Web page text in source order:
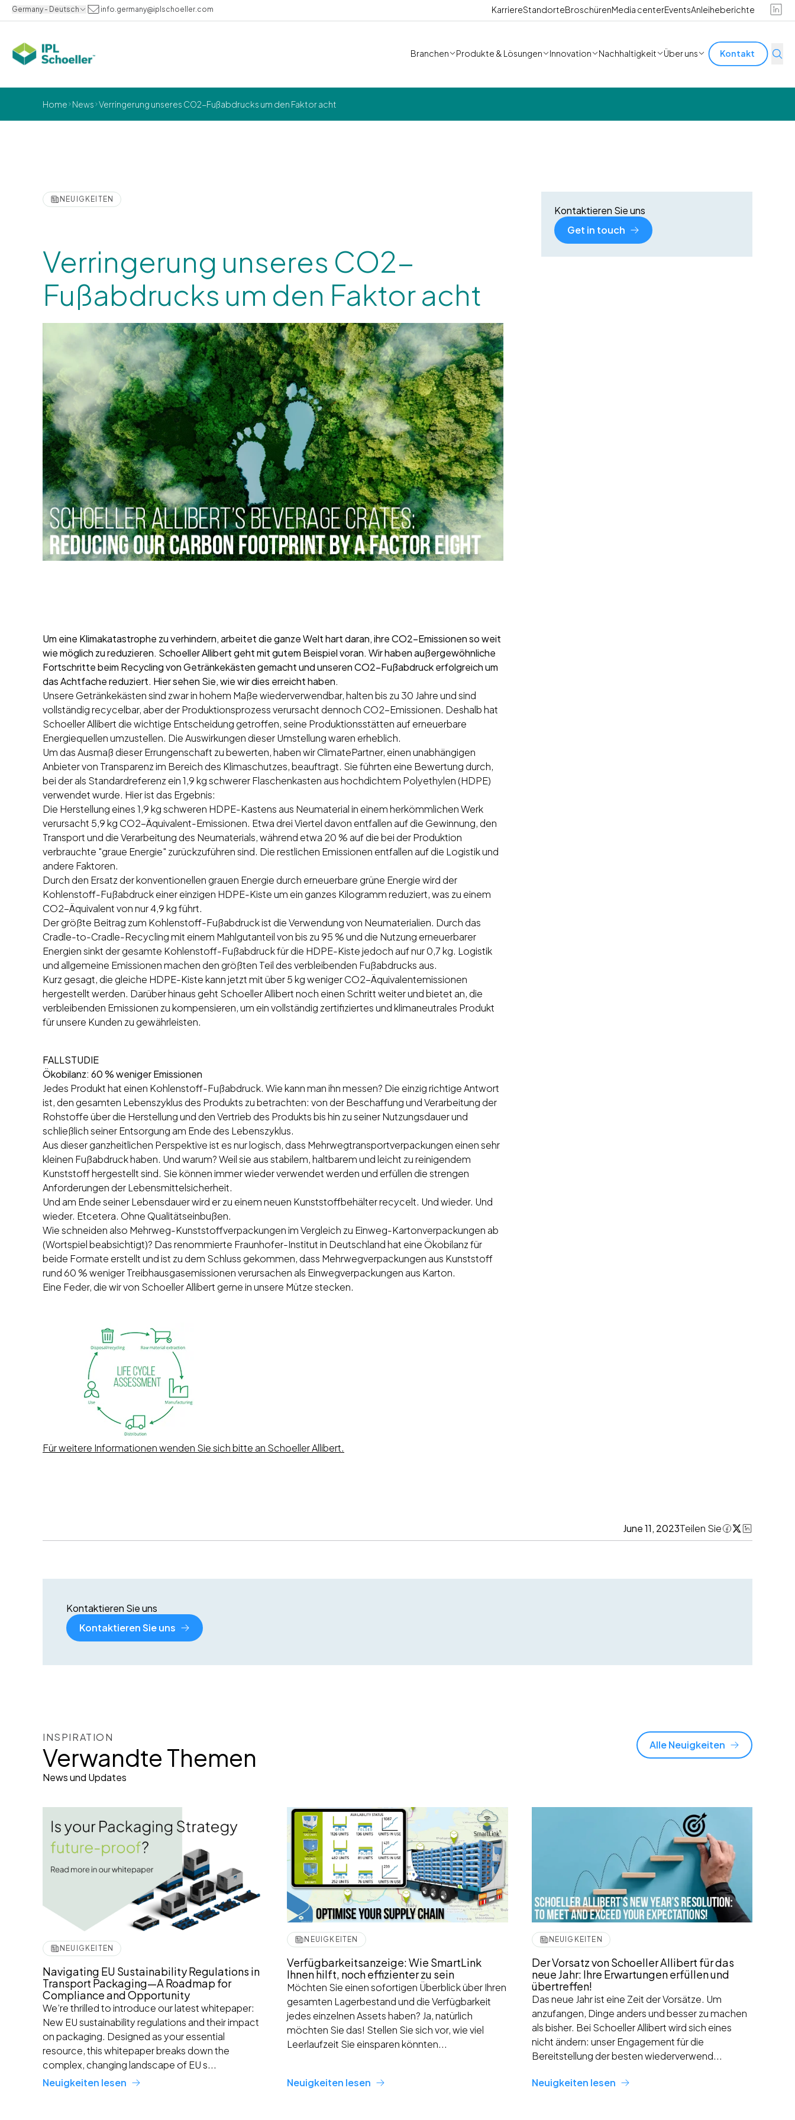
Germany - Deutsch info.germany@iplschoeller.com KarriereStandorteBroschürenMedia centerEventsAnleiheberichte
Branchen Produkte & Lösungen Innovation Nachhaltigkeit Über uns Kontakt
Home News Verringerung unseres CO2-Fußabdrucks um den Faktor acht
NEUIGKEITEN
Verringerung unseres CO2-
Fußabdrucks um den Faktor acht
Um eine Klimakatastrophe zu verhindern, arbeitet die ganze Welt hart daran, ihre CO2-Emissionen so weit
wie möglich zu reduzieren. Schoeller Allibert geht mit gutem Beispiel voran. Wir haben außergewöhnliche
Fortschritte beim Recycling von Getränkekästen gemacht und unseren CO2-Fußabdruck erfolgreich um
das Achtfache reduziert. Hier sehen Sie, wie wir dies erreicht haben.
Unsere Getränkekästen sind zwar in hohem Maße wiederverwendbar, halten bis zu 30 Jahre und sind
vollständig recycelbar, aber der Produktionsprozess verursacht dennoch CO2-Emissionen. Deshalb hat
Schoeller Allibert die wichtige Entscheidung getroffen, seine Produktionsstätten auf erneuerbare
Energiequellen umzustellen. Die Auswirkungen dieser Umstellung waren erheblich.
Um das Ausmaß dieser Errungenschaft zu bewerten, haben wir ClimatePartner, einen unabhängigen
Anbieter von Transparenz im Bereich des Klimaschutzes, beauftragt. Sie führten eine Bewertung durch,
bei der als Standardreferenz ein 1,9 kg schwerer Flaschenkasten aus hochdichtem Polyethylen (HDPE)
verwendet wurde. Hier ist das Ergebnis:
Die Herstellung eines 1,9 kg schweren HDPE-Kastens aus Neumaterial in einem herkömmlichen Werk
verursacht 5,9 kg CO2-Äquivalent-Emissionen. Etwa drei Viertel davon entfallen auf die Gewinnung, den
Transport und die Verarbeitung des Neumaterials, während etwa 20 % auf die bei der Produktion
verbrauchte "graue Energie" zurückzuführen sind. Die restlichen Emissionen entfallen auf die Logistik und
andere Faktoren.
Durch den Ersatz der konventionellen grauen Energie durch erneuerbare grüne Energie wird der
Kohlenstoff-Fußabdruck einer einzigen HDPE-Kiste um ein ganzes Kilogramm reduziert, was zu einem
CO2-Äquivalent von nur 4,9 kg führt.
Der größte Beitrag zum Kohlenstoff-Fußabdruck ist die Verwendung von Neumaterialien. Durch das
Cradle-to-Cradle-Recycling mit einem Mahlgutanteil von bis zu 95 % und die Nutzung erneuerbarer
Energien sinkt der gesamte Kohlenstoff-Fußabdruck für die HDPE-Kiste jedoch auf nur 0,7 kg. Logistik
und allgemeine Emissionen machen den größten Teil des verbleibenden Fußabdrucks aus.
Kurz gesagt, die gleiche HDPE-Kiste kann jetzt mit über 5 kg weniger CO2-Äquivalentemissionen
hergestellt werden. Darüber hinaus geht Schoeller Allibert noch einen Schritt weiter und bietet an, die
verbleibenden Emissionen zu kompensieren, um ein vollständig zertifiziertes und klimaneutrales Produkt
für unsere Kunden zu gewährleisten.
FALLSTUDIE
Ökobilanz: 60 % weniger Emissionen
Jedes Produkt hat einen Kohlenstoff-Fußabdruck. Wie kann man ihn messen? Die einzig richtige Antwort
ist, den gesamten Lebenszyklus des Produkts zu betrachten: von der Beschaffung und Verarbeitung der
Rohstoffe über die Herstellung und den Vertrieb des Produkts bis hin zu seiner Nutzungsdauer und
schließlich seiner Entsorgung am Ende des Lebenszyklus.
Aus dieser ganzheitlichen Perspektive ist es nur logisch, dass Mehrwegtransportverpackungen einen sehr
kleinen Fußabdruck haben. Und warum? Weil sie aus stabilem, haltbarem und leicht zu reinigendem
Kunststoff hergestellt sind. Sie können immer wieder verwendet werden und erfüllen die strengen
Anforderungen der Lebensmittelsicherheit.
Und am Ende seiner Lebensdauer wird er zu einem neuen Kunststoffbehälter recycelt. Und wieder. Und
wieder. Etcetera. Ohne Qualitätseinbußen.
Wie schneiden also Mehrweg-Kunststoffverpackungen im Vergleich zu Einweg-Kartonverpackungen ab
(Wortspiel beabsichtigt)? Das renommierte Fraunhofer-Institut in Deutschland hat eine Ökobilanz für
beide Formate erstellt und ist zu dem Schluss gekommen, dass Mehrwegverpackungen aus Kunststoff
rund 60 % weniger Treibhausgasemissionen verursachen als Einwegverpackungen aus Karton.
Eine Feder, die wir von Schoeller Allibert gerne in unsere Mütze stecken.
Für weitere Informationen wenden Sie sich bitte an Schoeller Allibert.
Kontaktieren Sie uns
Get in touch
June 11, 2023Teilen Sie
Kontaktieren Sie uns
Kontaktieren Sie uns
INSPIRATION
Verwandte Themen
News und Updates
Alle Neuigkeiten
NEUIGKEITEN
Navigating EU Sustainability Regulations in
Transport Packaging—A Roadmap for
Compliance and Opportunity
We’re thrilled to introduce our latest whitepaper:
New EU sustainability regulations and their impact
on packaging. Designed as your essential
resource, this whitepaper breaks down the
complex, changing landscape of EU s...
Neuigkeiten lesen
NEUIGKEITEN
Verfügbarkeitsanzeige: Wie SmartLink
Ihnen hilft, noch effizienter zu sein
Möchten Sie einen sofortigen Überblick über Ihren
gesamten Lagerbestand und die Verfügbarkeit
jedes einzelnen Assets haben? Ja, natürlich
möchten Sie das! Stellen Sie sich vor, wie viel
Leerlaufzeit Sie einsparen könnten...
Neuigkeiten lesen
NEUIGKEITEN
Der Vorsatz von Schoeller Allibert für das
neue Jahr: Ihre Erwartungen erfüllen und
übertreffen!
Das neue Jahr ist eine Zeit der Vorsätze. Um
anzufangen, Dinge anders und besser zu machen
als bisher. Bei Schoeller Allibert wird sich eines
nicht ändern: unser Engagement für die
Bereitstellung der besten wiederverwend...
Neuigkeiten lesen